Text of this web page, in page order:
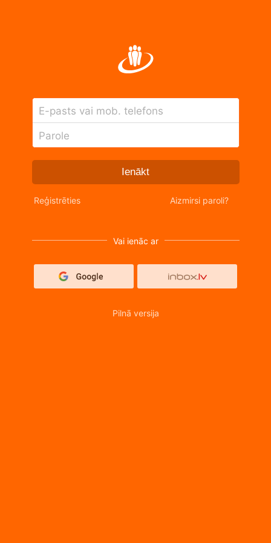
E-pasts vai mob. telefons
Parole
Ienākt
Reģistrēties Aizmirsi paroli?
Vai ienāc ar
Pilnā versija